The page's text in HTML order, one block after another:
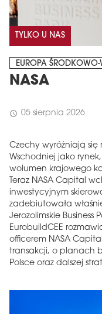
TYLKO U NAS
EUROPA
NASA
schedule 05 sierpnia 2026
Czechy wyróżniają się
Wschodniej jako
wolumen krajowego
Teraz NASA Capital
inwestycyjnym
zadebiutowała
Jerozolimskie Business
EurobuildCEE
officerem NASA
transakcji, o planach
Polsce oraz dalszej